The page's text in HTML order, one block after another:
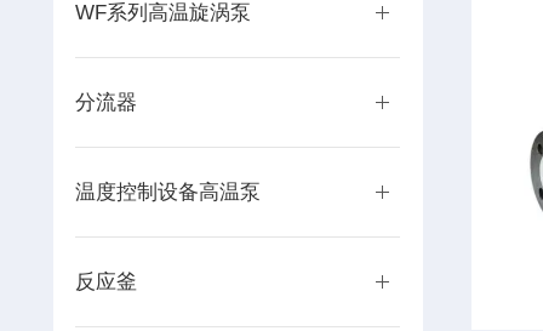
WF系列高温旋涡泵
分流器
温度控制设备高温泵
反应釜